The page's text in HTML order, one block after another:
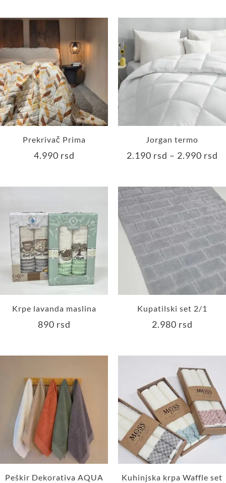
Prekrivač Prima
4.990 rsd
Jorgan termo
2.190 rsd – 2.990 rsd
Krpe lavanda maslina
890 rsd
Kupatilski set 2/1
2.980 rsd
Peškir Dekorativa AQUA
Kuhinjska krpa Waffle set